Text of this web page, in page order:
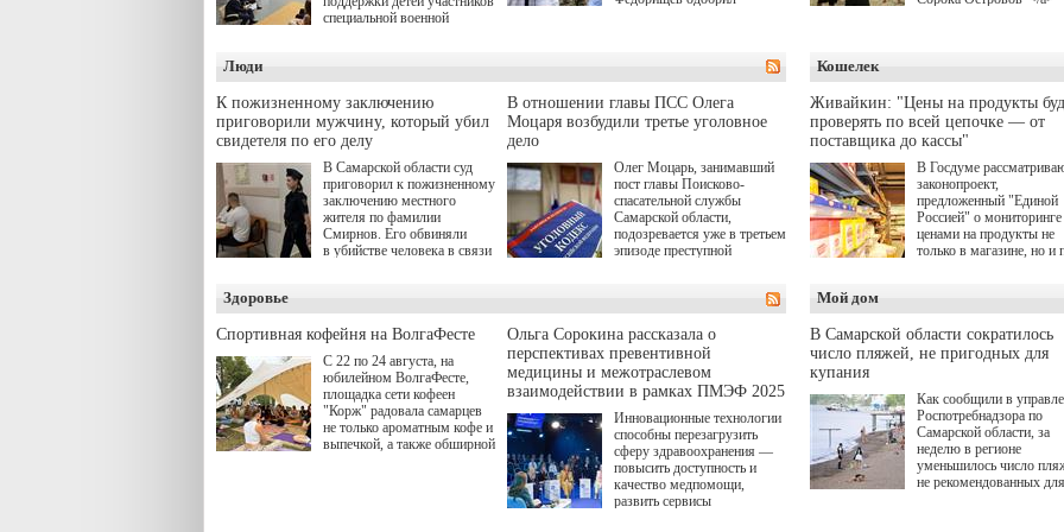
специальной военной
"Помощь фронту и семьям
участников СВО", которая
прошла в Отрадном 7
августа.
Живайкина, направленные
на трудоустройство и более
спокойную адаптацию к
мирной жизни.
одноименного романа
Сергея Лукьяненко.
роли в проекте
Артем Кошман, Полина
Гухман, Вероника
Устимова, Олег
Святослав Рогожан,
Котрелёв, Никита
Кологривый, Елисей
Чучилин, Александра
Нестерова, Ника
Волкова в роли
Режиссер-постановщик
проекта — Егор
(сериалы "Комбинация",
Люди
К пожизненному заключению
приговорили мужчину, который убил
свидетеля по его делу
В Самарской области суд
приговорил к пожизненному
заключению местного
жителя по фамилии
Смирнов. Его обвиняли
в убийстве человека в связи
В отношении главы ПСС Олега
Моцаря возбудили третье уголовное
дело
Олег Моцарь, занимавший
пост главы Поисково-
спасательной службы
Самарской области,
подозревается уже в третьем
эпизоде преступной
о превышении полномочий,
а сам он находится в СИЗО.
Кошелек
Живайкин: "Цены на продукты
проверять по всей цепочке — от
поставщика до кассы"
В Госдуме
законопроект,
предложенный "Единой
Россией" о мониторинге
ценами на продукты не
только в магазине, но и
подорожания было
где именно цена "поехала"
вверх и кто её разогнал.
Здоровье
Спортивная кофейня на ВолгаФесте
С 22 по 24 августа, на
юбилейном ВолгаФесте,
площадка сети кофеен
"Корж" радовала самарцев
не только ароматным кофе и
выпечкой, а также обширной
Ольга Сорокина рассказала о
перспективах превентивной
медицины и межотраслевом
взаимодействии в рамках ПМЭФ 2025
Инновационные технологии
способны перезагрузить
сферу здравоохранения —
повысить доступность и
качество медпомощи,
развить сервисы
Мой дом
В Самарской области сократилось
число пляжей, не пригодных для
купания
Как сообщили в
Роспотребнадзора по
Самарской области, за
неделю в регионе
уменьшилось число
не рекомендованных для